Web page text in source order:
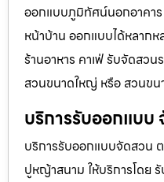
ออกแบบภูมิทัศน์นอกอาคา
หน้าบ้าน ออกแบบได้หลากห
ร้านอาหาร คาเฟ่ รับจัดสว
สวนขนาดใหญ่ หรือ สวนขน
บริการรับออกแบบ
บริการรับออกแบบจัดสวน
ปูหญ้าสนาม ให้บริการโดย